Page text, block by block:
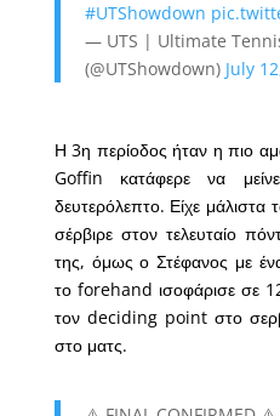
#UTShowdown
— UTS | Ultimate
(@UTShowdown) July
Η 3η περίοδος ήταν η πιο
Goffin κατάφερε να
δευτερόλεπτο. Είχε
σέρβιρε στον τελευταίο
της, όμως ο Στέφανος με
το forehand ισοφάρισε σε
τον deciding point στο
στο ματς.